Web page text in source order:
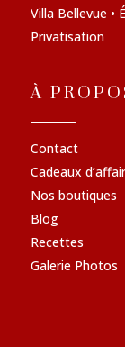
Villa Bellevue
Privatisation
À
Contact
Cadeaux
Nos boutiques
Blog
Recettes
Galerie Photos